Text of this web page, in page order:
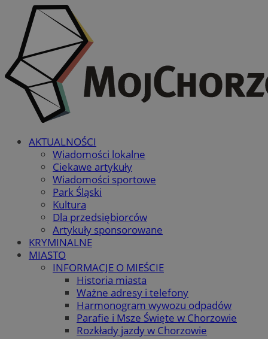
AKTUALNOŚCI
Wiadomości lokalne
Ciekawe artykuły
Wiadomości sportowe
Park Śląski
Kultura
Dla przedsiębiorców
Artykuły sponsorowane
KRYMINALNE
MIASTO
INFORMACJE O MIEŚCIE
Historia miasta
Ważne adresy i telefony
Harmonogram wywozu odpadów
Parafie i Msze Święte w Chorzowie
Rozkłady jazdy w Chorzowie